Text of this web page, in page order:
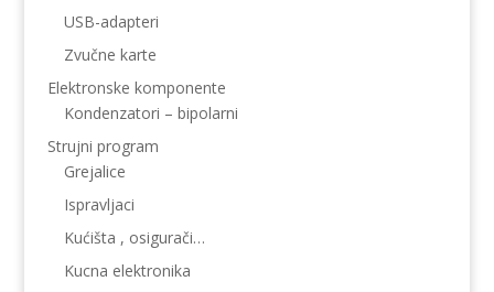
USB-adapteri
Zvučne karte
Elektronske komponente
Kondenzatori – bipolarni
Strujni program
Grejalice
Ispravljaci
Kućišta , osigurači…
Kucna elektronika